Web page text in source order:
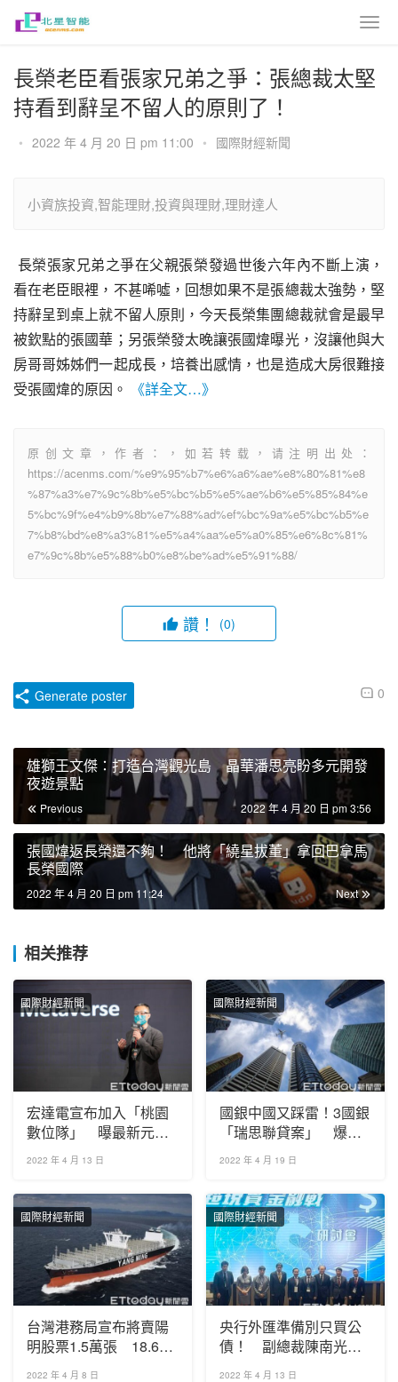
長榮老臣看張家兄弟之爭：張總裁太堅
持看到辭呈不留人的原則了！
• 2022 年 4 月 20 日 pm 11:00 • 國際財經新聞
小資族投資,智能理財,投資與理財,理財達人
看在老臣眼裡，不甚唏噓，回想如果不是張總裁太強勢，堅
持辭呈到桌上就不留人原則，今天長榮集團總裁就會是最早
被欽點的張國華；另張榮發太晚讓張國煒曝光，沒讓他與大
房哥哥姊姊們一起成長，培養出感情，也是造成大房很難接
受張國煒的原因。
《詳全文…》
原创文章，作者：，如若转载，请注明出处：
https://acenms.com/%e9%95%b7%e6%a6%ae%e8%80%81%e8
%87%a3%e7%9c%8b%e5%bc%b5%e5%ae%b6%e5%85%84%e
5%bc%9f%e4%b9%8b%e7%88%ad%ef%bc%9a%e5%bc%b5%e
7%b8%bd%e8%a3%81%e5%a4%aa%e5%a0%85%e6%8c%81%
e7%9c%8b%e5%88%b0%e8%be%ad%e5%91%88/
讚！ (0)
0
Generate poster
雄獅王文傑：打造台灣觀光島 晶華潘思亮盼多元開發
夜遊景點
Previous 2022 年 4 月 20 日 pm 3:56
張國煒返長榮還不夠！ 他將「繞星拔董」拿回巴拿馬
長榮國際
Next
2022 年 4 月 20 日 pm 11:24
相关推荐
國際財經新聞
宏達電宣布加入「桃園
數位隊」 曝最新元宇
宙藍圖！
2022 年 4 月 13 日
國際財經新聞
國銀中國又踩雷！3國銀
「瑞思聯貸案」 爆
6500萬美元違約
2022 年 4 月 19 日
國際財經新聞
台灣港務局宣布將賣陽
明股票1.5萬張 18.6億
可望入袋
2022 年 4 月 8 日
國際財經新聞
央行外匯準備別只買公
債！ 副總裁陳南光建
議「投資戰略性資源」
2022 年 4 月 13 日